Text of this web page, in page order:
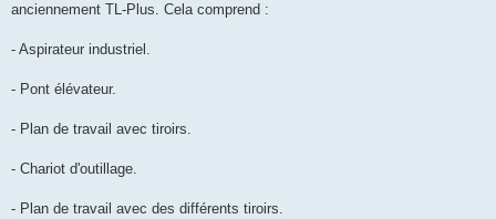
anciennement TL-Plus. Cela comprend :
- Aspirateur industriel.
- Pont élévateur.
- Plan de travail avec tiroirs.
- Chariot d'outillage.
- Plan de travail avec des différents tiroirs.